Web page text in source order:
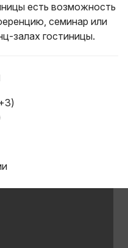
есть возможность
семинар или
залах гостиницы.